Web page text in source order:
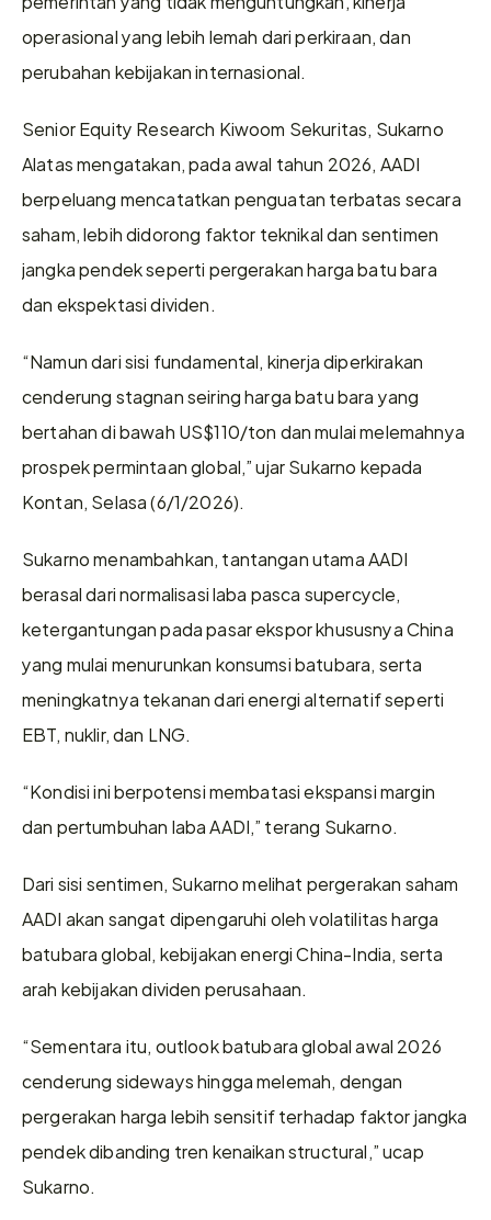
operasional yang lebih lemah dari perkiraan, dan
perubahan kebijakan internasional.
Senior Equity Research Kiwoom Sekuritas, Sukarno
Alatas mengatakan, pada awal tahun 2026, AADI
berpeluang mencatatkan penguatan terbatas secara
saham, lebih didorong faktor teknikal dan sentimen
jangka pendek seperti pergerakan harga batu bara
dan ekspektasi dividen.
“Namun dari sisi fundamental, kinerja diperkirakan
cenderung stagnan seiring harga batu bara yang
bertahan di bawah US$110/ton dan mulai melemahnya
prospek permintaan global,” ujar Sukarno kepada
Kontan, Selasa (6/1/2026).
Sukarno menambahkan, tantangan utama AADI
berasal dari normalisasi laba pasca supercycle,
ketergantungan pada pasar ekspor khususnya China
yang mulai menurunkan konsumsi batubara, serta
meningkatnya tekanan dari energi alternatif seperti
EBT, nuklir, dan LNG.
“Kondisi ini berpotensi membatasi ekspansi margin
dan pertumbuhan laba AADI,” terang Sukarno.
Dari sisi sentimen, Sukarno melihat pergerakan saham
AADI akan sangat dipengaruhi oleh volatilitas harga
batubara global, kebijakan energi China-India, serta
arah kebijakan dividen perusahaan.
“Sementara itu, outlook batubara global awal 2026
cenderung sideways hingga melemah, dengan
pergerakan harga lebih sensitif terhadap faktor jangka
pendek dibanding tren kenaikan structural,” ucap
Sukarno.